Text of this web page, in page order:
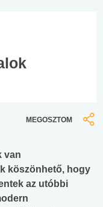
MEGOSZTOM
van
köszönhető, hogy
az utóbbi